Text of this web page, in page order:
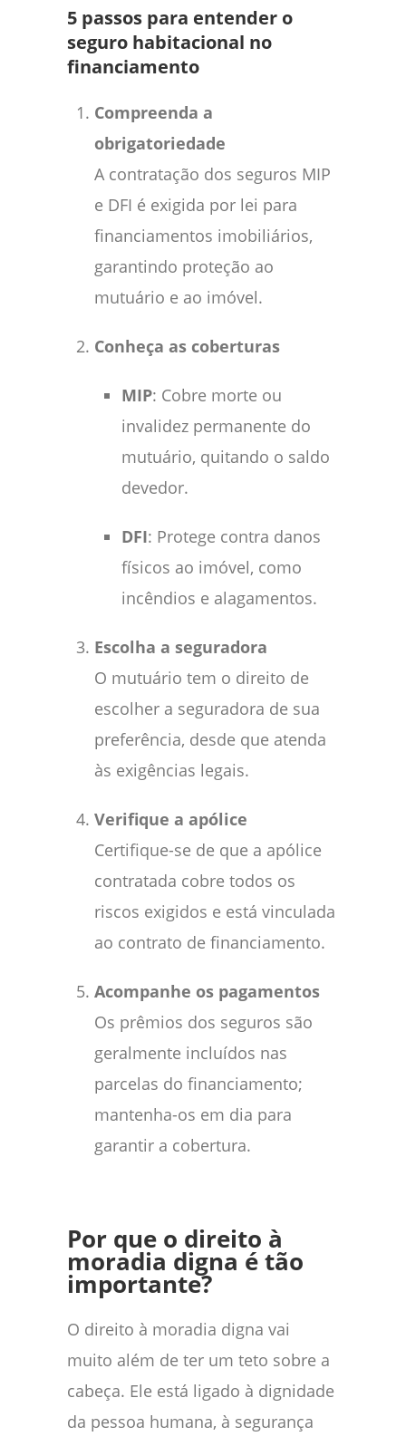
5 passos para entender o
seguro habitacional no
financiamento
Compreenda a
obrigatoriedade
A contratação dos seguros MIP
e DFI é exigida por lei para
financiamentos imobiliários,
garantindo proteção ao
mutuário e ao imóvel.
Conheça as coberturas
MIP: Cobre morte ou
invalidez permanente do
mutuário, quitando o saldo
devedor.
DFI: Protege contra danos
físicos ao imóvel, como
incêndios e alagamentos.
Escolha a seguradora
O mutuário tem o direito de
escolher a seguradora de sua
preferência, desde que atenda
às exigências legais.
Verifique a apólice
Certifique-se de que a apólice
contratada cobre todos os
riscos exigidos e está vinculada
ao contrato de financiamento.
Acompanhe os pagamentos
Os prêmios dos seguros são
geralmente incluídos nas
parcelas do financiamento;
mantenha-os em dia para
garantir a cobertura.
Por que o direito à
moradia digna é tão
importante?
O direito à moradia digna vai
muito além de ter um teto sobre a
cabeça. Ele está ligado à dignidade
da pessoa humana, à segurança